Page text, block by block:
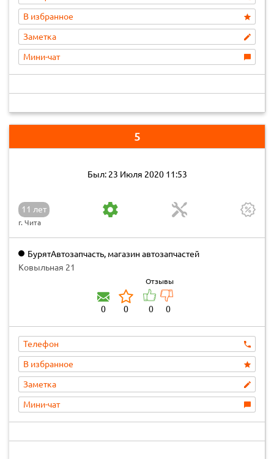
В избранное
Заметка
Мини-чат
5
Был: 23 Июля 2020 11:53
11 лет
г. Чита
БурятАвтозапчасть, магазин автозапчастей
Ковыльная 21
0 0
Отзывы
0 0
Телефон
В избранное
Заметка
Мини-чат